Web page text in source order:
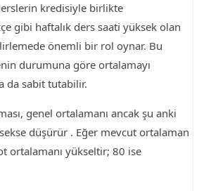
kredisiyle birlikte
gibi haftalık ders saati yüksek olan
önemli bir rol oynar. Bu
durumuna göre ortalamayı
da sabit tutabilir.
genel ortalamanı ancak şu anki
düşürür . Eğer mevcut ortalaman
ortalamanı yükseltir; 80 ise